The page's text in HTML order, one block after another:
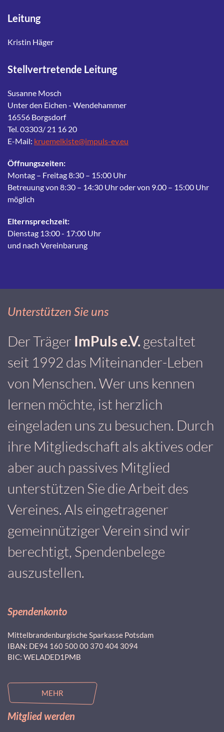
Leitung
Kristin Häger
Stellvertretende Leitung
Susanne Mosch
Unter den Eichen - Wendehammer
16556 Borgsdorf
Tel. 03303/ 21 16 20
E-Mail: kruemelkiste@impuls-ev.eu
Öffnungszeiten:
Montag – Freitag 8:30 – 15:00 Uhr
Betreuung von 8:30 – 14:30 Uhr oder von 9.00 – 15:00 Uhr
möglich
Elternsprechzeit:
Dienstag 13:00 - 17:00 Uhr
und nach Vereinbarung
Unterstützen Sie uns
Der Träger ImPuls e.V. gestaltet
seit 1992 das Miteinander-Leben
von Menschen. Wer uns kennen
lernen möchte, ist herzlich
eingeladen uns zu besuchen. Durch
ihre Mitgliedschaft als aktives oder
aber auch passives Mitglied
unterstützen Sie die Arbeit des
Vereines. Als eingetragener
gemeinnütziger Verein sind wir
berechtigt, Spendenbelege
auszustellen.
Spendenkonto
Mittelbrandenburgische Sparkasse Potsdam
IBAN: DE94 160 500 00 370 404 3094
BIC: WELADED1PMB
MEHR
Mitglied werden